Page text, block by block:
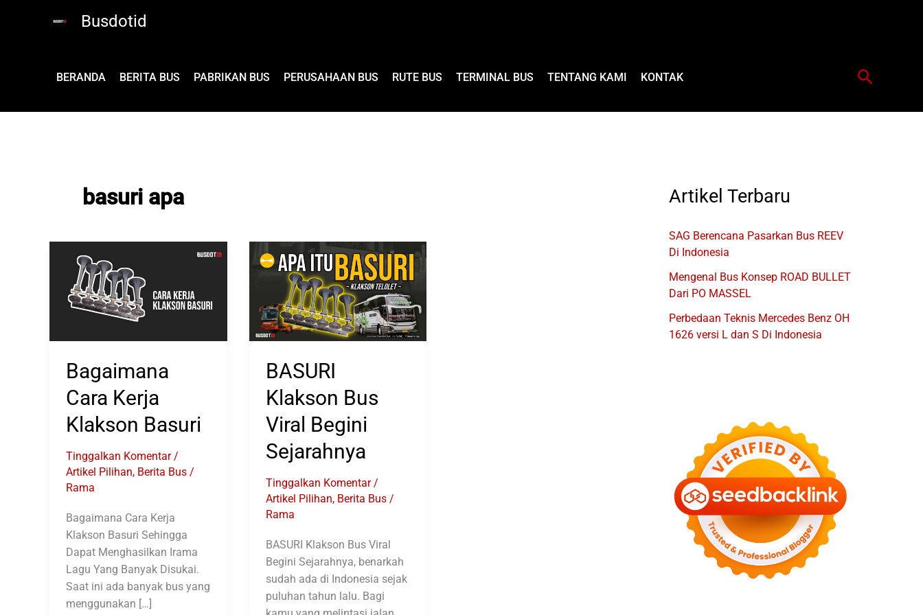
Busdotid
BERANDA BERITA BUS PABRIKAN BUS PERUSAHAAN BUS RUTE BUS TERMINAL BUS TENTANG KAMI KONTAK Cari
basuri apa
Bagaimana
Cara Kerja
Klakson Basuri
Tinggalkan Komentar /
Artikel Pilihan, Berita Bus /
Rama
Bagaimana Cara Kerja
Klakson Basuri Sehingga
Dapat Menghasilkan Irama
Lagu Yang Banyak Disukai.
Saat ini ada banyak bus yang
menggunakan […]
BASURI
Klakson Bus
Viral Begini
Sejarahnya
Tinggalkan Komentar /
Artikel Pilihan, Berita Bus/
Rama
BASURI Klakson Bus Viral
Begini Sejarahnya, benarkah
sudah ada di Indonesia sejak
puluhan tahun lalu. Bagi
Artikel Terbaru
SAG Berencana Pasarkan Bus REEV
Di Indonesia
Mengenal Bus Konsep ROAD BULLET
Dari PO MASSEL
Perbedaan Teknis Mercedes Benz OH
1626 versi L dan S Di Indonesia